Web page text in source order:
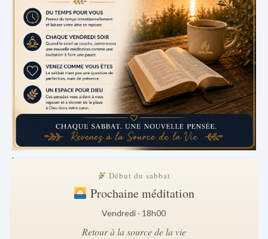
.
Début du sabbat
Prochaine méditation
Vendredi · 18h00
Retour à la source de la vie